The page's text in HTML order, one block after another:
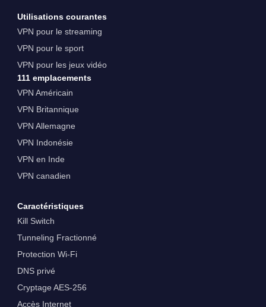
Utilisations courantes
VPN pour le streaming
VPN pour le sport
VPN pour les jeux vidéo
111 emplacements
VPN Américain
VPN Britannique
VPN Allemagne
VPN Indonésie
VPN en Inde
VPN canadien
Caractéristiques
Kill Switch
Tunneling Fractionné
Protection Wi-Fi
DNS privé
Cryptage AES-256
Accès Internet